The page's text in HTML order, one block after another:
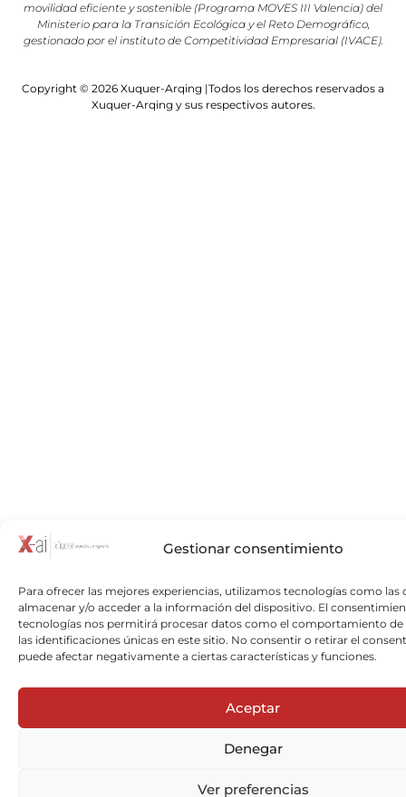
Gestionar consentimiento
Para ofrecer las mejores experiencias, utilizamos tecnologías como las
almacenar y/o acceder a la información del dispositivo. El
tecnologías nos permitirá procesar datos como el comportamiento de
las identificaciones únicas en este sitio. No consentir o retirar el
puede afectar negativamente a ciertas características y funciones.
Aceptar
Denegar
Ver preferencias
movilidad eficiente y sostenible (Programa MOVES III Valencia) del
Ministerio para la Transición Ecológica y el Reto Demográfico,
gestionado por el instituto de Competitividad Empresarial (IVACE).
Copyright © 2026 Xuquer-Arqing |Todos los derechos reservados a
Xuquer-Arqing y sus respectivos autores.